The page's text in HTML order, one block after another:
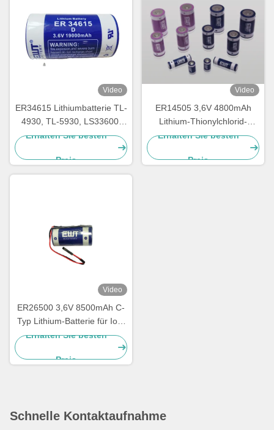
Video
ER34615 Lithiumbatterie TL-
4930, TL-5930, LS33600,
LS33600C, XL-200F, XL-
205F, SB-D01, SB-D02, PT-
2300
Erhalten Sie besten
Preis
Video
ER14505 3,6V 4800mAh
Lithium-Thionylchlorid-
Batterie
Erhalten Sie besten
Preis
Video
ER26500 3,6V 8500mAh C-
Typ Lithium-Batterie für IoT-
Geräte &
Erhalten Sie besten
Preis
Schnelle Kontaktaufnahme